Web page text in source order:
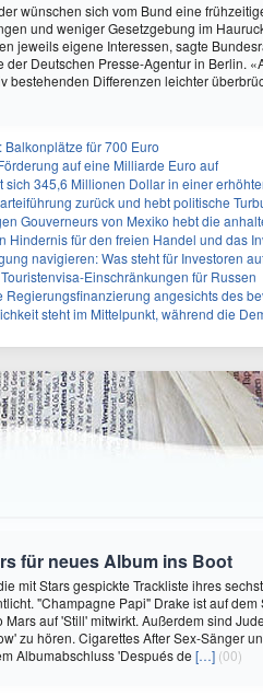
wünschen sich vom Bund eine
und weniger Gesetzgebung im
jeweils eigene Interessen, sagte
der Deutschen Presse-Agentur in Berlin.
bestehenden Differenzen leichter
für 700 Euro
auf eine Milliarde Euro auf
Dollar in einer erhöhten IPO und ebnet den Weg für
zurück und hebt politische
hebt die anhaltenden Herausforderungen in der Governance
Hindernis für den freien Handel und das
navigieren: Was steht für Investoren
Einschränkungen für Russen
angesichts des
Mittelpunkt, während die Demokraten auf die Mehrheit im
für neues Album ins Boot
mit Stars gespickte Trackliste ihres
"Champagne Papi" Drake ist auf dem
auf 'Still' mitwirkt. Außerdem sind
zu hören. Cigarettes After Sex-Sänger
Albumabschluss 'Después de […] (00)